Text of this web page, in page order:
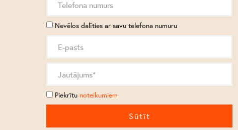
Nevēlos dalīties ar savu telefona numuru
Piekrītu noteikumiem